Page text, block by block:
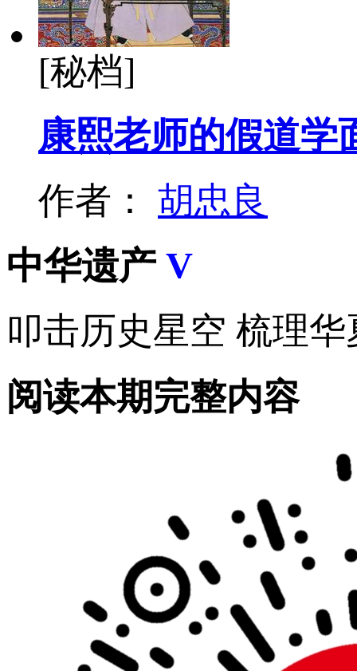
[秘档]
康熙老师的假道学
作者： 胡忠良
中华遗产 V
叩击历史星空 梳理华
阅读本期完整内容